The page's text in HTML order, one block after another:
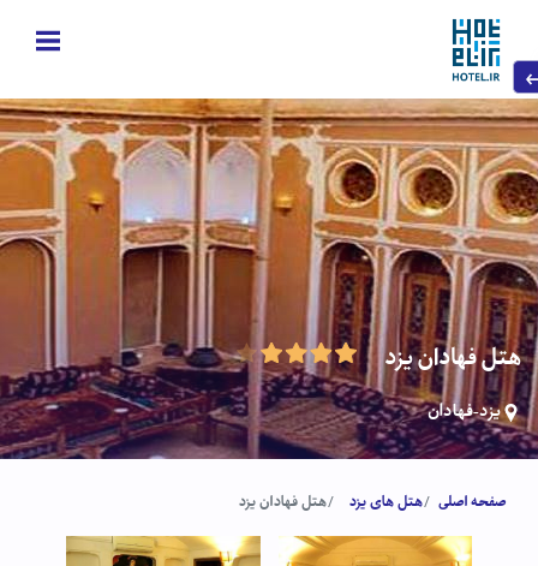
هتل فهادان یزد
یزد-فهادان
صفحه اصلی هتل های یزد هتل فهادان یزد